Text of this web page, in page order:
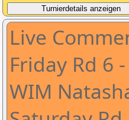
Live
Friday Rd 6
WIM